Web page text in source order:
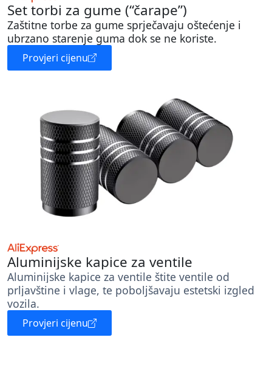
Set torbi za gume (“čarape”)
Zaštitne torbe za gume sprječavaju oštećenje i
ubrzano starenje guma dok se ne koriste.
Provjeri cijenu
Aluminijske kapice za ventile
Aluminijske kapice za ventile štite ventile od
prljavštine i vlage, te poboljšavaju estetski izgled
vozila.
Provjeri cijenu